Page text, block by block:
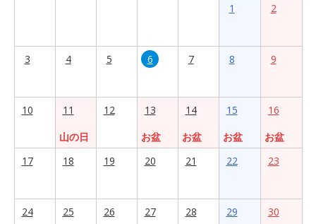
1 2
3 4 5 6 7 8 9
10
11
山の日
12
13
お盆
14
お盆
15
お盆
16
お盆
17
18 19 20 21 22 23
24 25 26 27 28 29 30